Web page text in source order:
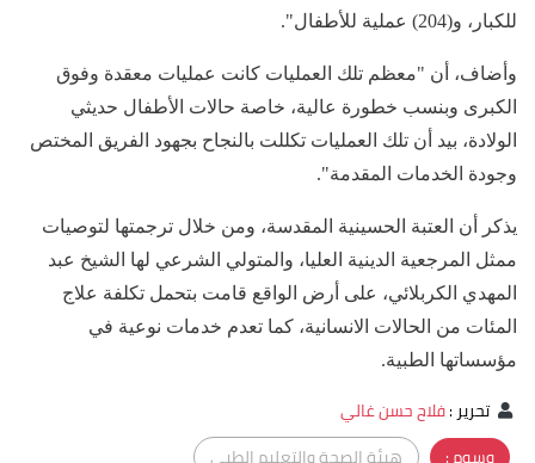
للكبار، و(204) عملية للأطفال".
وأضاف، أن "معظم تلك العمليات كانت عمليات معقدة وفوق
الكبرى وبنسب خطورة عالية، خاصة حالات الأطفال حديثي
الولادة، بيد أن تلك العمليات تكللت بالنجاح بجهود الفريق المختص
وجودة الخدمات المقدمة".
يذكر أن العتبة الحسينية المقدسة، ومن خلال ترجمتها لتوصيات
ممثل المرجعية الدينية العليا، والمتولي الشرعي لها الشيخ عبد
المهدي الكربلائي، على أرض الواقع قامت بتحمل تكلفة علاج
المئات من الحالات الانسانية، كما تعدم خدمات نوعية في
مؤسساتها الطبية.
تحرير:فلاح حسن غالي
وسوم :
هيئة الصحة والتعليم الطبي